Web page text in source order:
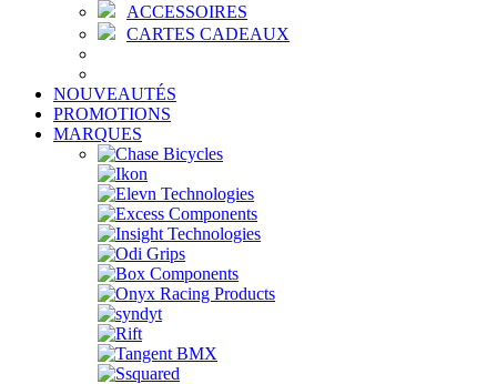
ACCESSOIRES
CARTES CADEAUX
NOUVEAUTÉS
PROMOTIONS
MARQUES